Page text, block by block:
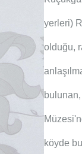
yerleri)
olduğu,
köyde